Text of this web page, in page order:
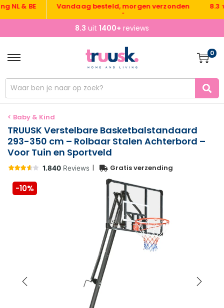
& BE Vandaag besteld, morgen verzonden 8.3 ★
8.3 uit 1400+ reviews
0
< Baby & Kind
TRUUSK Verstelbare Basketbalstandaard
293-350 cm – Rolbaar Stalen Achterbord –
Voor Tuin en Sportveld
| Gratis verzending
-10%